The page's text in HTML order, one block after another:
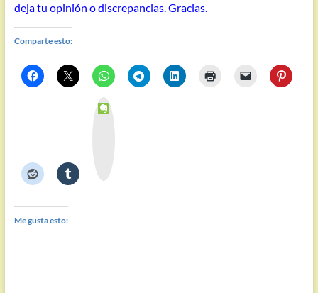
deja tu opinión o discrepancias. Gracias.
Comparte esto:
E
v
Me gusta esto: